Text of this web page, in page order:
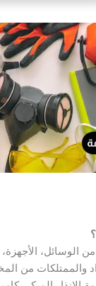
الوسائل،
والممتلكات من